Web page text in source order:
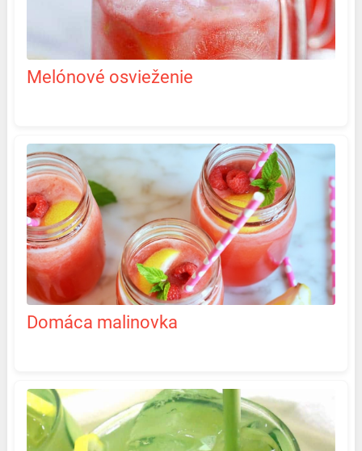
Melónové osvieženie
Domáca malinovka